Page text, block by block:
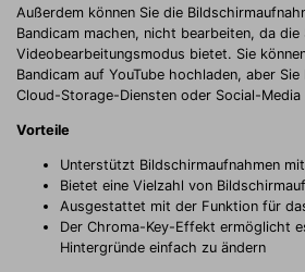
Außerdem können Sie die
Bandicam machen, nicht bearbeiten, da
Videobearbeitungsmodus bietet. Sie
Bandicam auf YouTube hochladen, aber
Cloud-Storage-Diensten oder Social-
Vorteile
Unterstützt Bildschirmaufnahmen
Bietet eine Vielzahl von
Ausgestattet mit der Funktion für
Der Chroma-Key-Effekt ermöglicht
Hintergründe einfach zu ändern